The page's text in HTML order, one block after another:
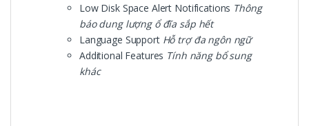
Low Disk Space Alert Notifications Thông
báo dung lượng ổ đĩa sắp hết
Language Support Hỗ trợ đa ngôn ngữ
Additional Features Tính năng bổ sung
khác